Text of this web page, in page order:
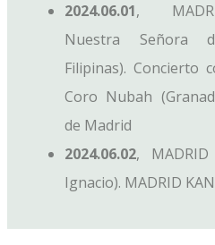
2024.06.01,
Nuestra Señora
Filipinas). Concierto
Coro Nubah
de Madrid
2024.06.02,
Ignacio). MADRID